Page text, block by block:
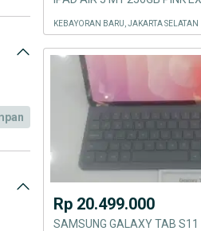
KEBAYORAN BARU, JAKARTA SELATAN
Rp 20.499.000
SAMSUNG GALAXY TAB S11